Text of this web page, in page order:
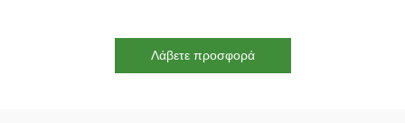
Λάβετε προσφορά